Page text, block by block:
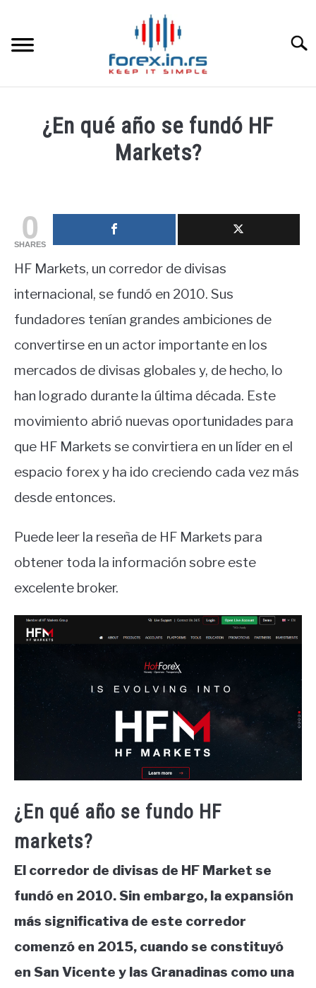
content
LA INVERSIÓN
PAMM
¿En qué año se fundó HF
Markets?
in
financiera
0
SHARES
HF Markets, un corredor de divisas
internacional, se fundó en 2010. Sus
fundadores tenían grandes ambiciones de
convertirse en un actor importante en los
mercados de divisas globales y, de hecho, lo
han logrado durante la última década. Este
movimiento abrió nuevas oportunidades para
que HF Markets se convirtiera en un líder en el
espacio forex y ha ido creciendo cada vez más
desde entonces.
Puede leer la reseña de HF Markets para
obtener toda la información sobre este
excelente broker.
¿En qué año se fundo HF
markets?
El corredor de divisas de HF Market se
fundó en 2010. Sin embargo, la expansión
más significativa de este corredor
comenzó en 2015, cuando se constituyó
en San Vicente y las Granadinas como una